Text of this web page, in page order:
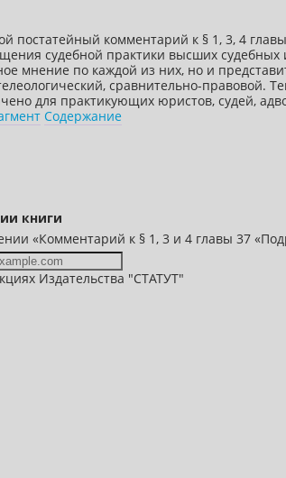
постатейный комментарий к § 1, 3, 4
судебной практики высших
мнение по каждой из них, но и
сравнительно-правовой.
для практикующих юристов, судей,
Содержание
книги
«Комментарий к § 1, 3 и 4 главы 37
Издательства "СТАТУТ"